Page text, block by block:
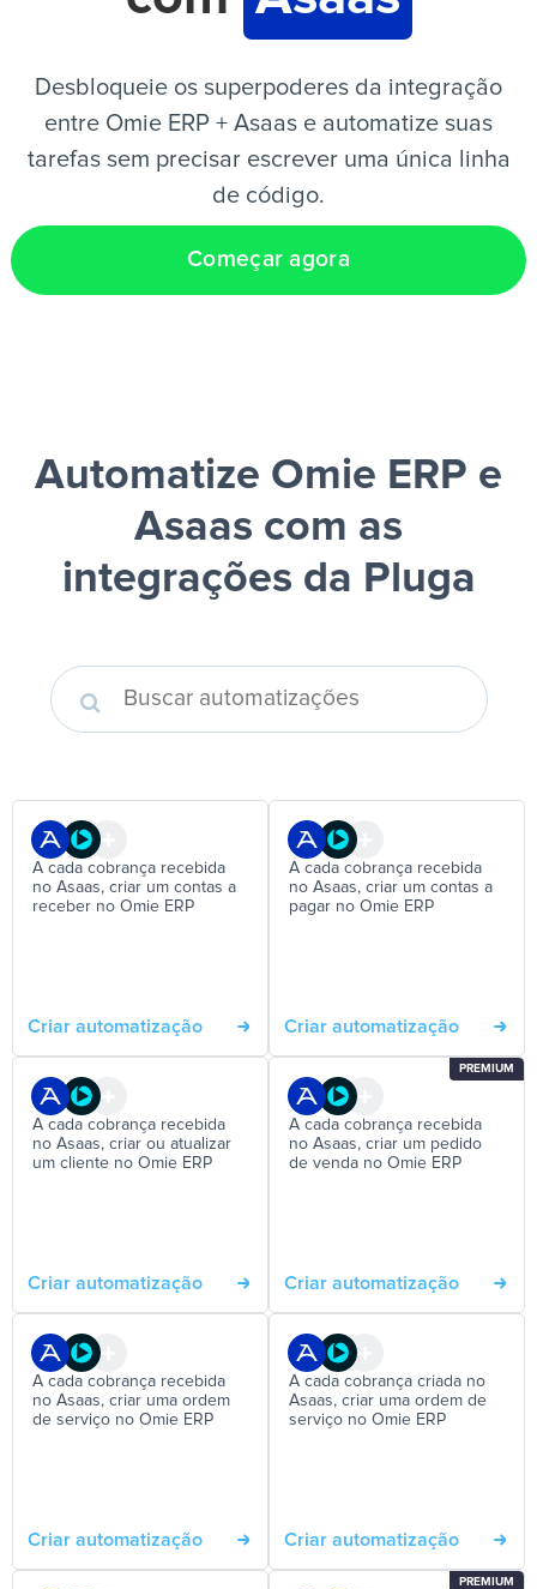
Desbloqueie os superpoderes da integração
entre Omie ERP + Asaas e automatize suas
tarefas sem precisar escrever uma única linha
de código.
Começar agora
Automatize Omie ERP e
Asaas com as
integrações da Pluga
A cada cobrança recebida
no Asaas, criar um contas a
receber no Omie ERP
Criar automatização
A cada cobrança recebida
no Asaas, criar um contas a
pagar no Omie ERP
Criar automatização
A cada cobrança recebida
no Asaas, criar ou atualizar
um cliente no Omie ERP
Criar automatização
PREMIUM
A cada cobrança recebida
no Asaas, criar um pedido
de venda no Omie ERP
Criar automatização
A cada cobrança recebida
no Asaas, criar uma ordem
de serviço no Omie ERP
Criar automatização
A cada cobrança criada no
Asaas, criar uma ordem de
serviço no Omie ERP
Criar automatização
PREMIUM